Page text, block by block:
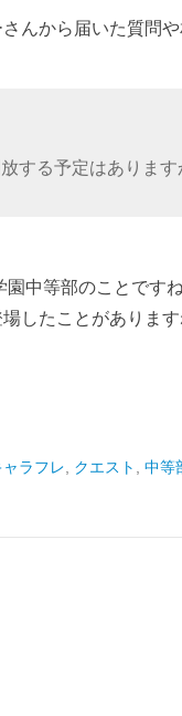
んから届いた質問
する予定はありま
中等部のことです
したことがあります
ャラフレ クエスト 中等